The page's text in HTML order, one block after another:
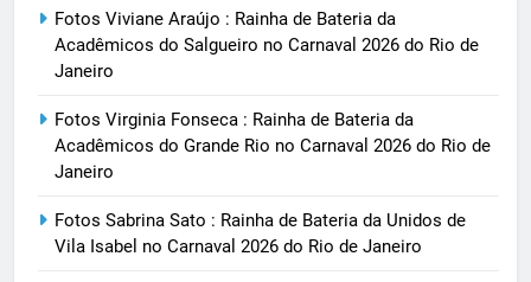
Fotos Viviane Araújo : Rainha de Bateria da
Acadêmicos do Salgueiro no Carnaval 2026 do Rio de
Janeiro
Fotos Virginia Fonseca : Rainha de Bateria da
Acadêmicos do Grande Rio no Carnaval 2026 do Rio de
Janeiro
Fotos Sabrina Sato : Rainha de Bateria da Unidos de
Vila Isabel no Carnaval 2026 do Rio de Janeiro